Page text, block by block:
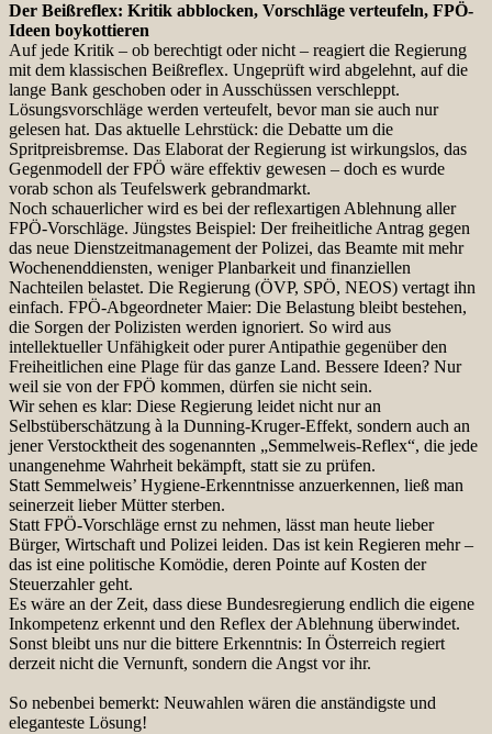
Der Beißreflex: Kritik abblocken, Vorschläge verteufeln, FPÖ-
Ideen boykottieren
Auf jede Kritik – ob berechtigt oder nicht – reagiert die Regierung
mit dem klassischen Beißreflex. Ungeprüft wird abgelehnt, auf die
lange Bank geschoben oder in Ausschüssen verschleppt.
Lösungsvorschläge werden verteufelt, bevor man sie auch nur
gelesen hat. Das aktuelle Lehrstück: die Debatte um die
Spritpreisbremse. Das Elaborat der Regierung ist wirkungslos, das
Gegenmodell der FPÖ wäre effektiv gewesen – doch es wurde
vorab schon als Teufelswerk gebrandmarkt.
Noch schauerlicher wird es bei der reflexartigen Ablehnung aller
FPÖ-Vorschläge. Jüngstes Beispiel: Der freiheitliche Antrag gegen
das neue Dienstzeitmanagement der Polizei, das Beamte mit mehr
Wochenenddiensten, weniger Planbarkeit und finanziellen
Nachteilen belastet. Die Regierung (ÖVP, SPÖ, NEOS) vertagt ihn
einfach. FPÖ-Abgeordneter Maier: Die Belastung bleibt bestehen,
die Sorgen der Polizisten werden ignoriert. So wird aus
intellektueller Unfähigkeit oder purer Antipathie gegenüber den
Freiheitlichen eine Plage für das ganze Land. Bessere Ideen? Nur
weil sie von der FPÖ kommen, dürfen sie nicht sein.
Wir sehen es klar: Diese Regierung leidet nicht nur an
Selbstüberschätzung à la Dunning-Kruger-Effekt, sondern auch an
jener Verstocktheit des sogenannten „Semmelweis-Reflex“, die jede
unangenehme Wahrheit bekämpft, statt sie zu prüfen.
Statt Semmelweis’ Hygiene-Erkenntnisse anzuerkennen, ließ man
seinerzeit lieber Mütter sterben.
Statt FPÖ-Vorschläge ernst zu nehmen, lässt man heute lieber
Bürger, Wirtschaft und Polizei leiden. Das ist kein Regieren mehr –
das ist eine politische Komödie, deren Pointe auf Kosten der
Steuerzahler geht.
Es wäre an der Zeit, dass diese Bundesregierung endlich die eigene
Inkompetenz erkennt und den Reflex der Ablehnung überwindet.
Sonst bleibt uns nur die bittere Erkenntnis: In Österreich regiert
derzeit nicht die Vernunft, sondern die Angst vor ihr.
So nebenbei bemerkt: Neuwahlen wären die anständigste und
eleganteste Lösung!